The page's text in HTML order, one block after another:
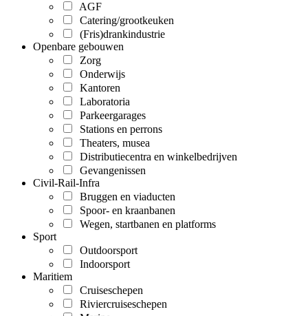
AGF
Catering/grootkeuken
(Fris)drankindustrie
Openbare gebouwen
Zorg
Onderwijs
Kantoren
Laboratoria
Parkeergarages
Stations en perrons
Theaters, musea
Distributiecentra en winkelbedrijven
Gevangenissen
Civil-Rail-Infra
Bruggen en viaducten
Spoor- en kraanbanen
Wegen, startbanen en platforms
Sport
Outdoorsport
Indoorsport
Maritiem
Cruiseschepen
Riviercruiseschepen